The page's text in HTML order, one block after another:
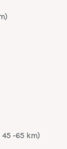
45 -65 km)